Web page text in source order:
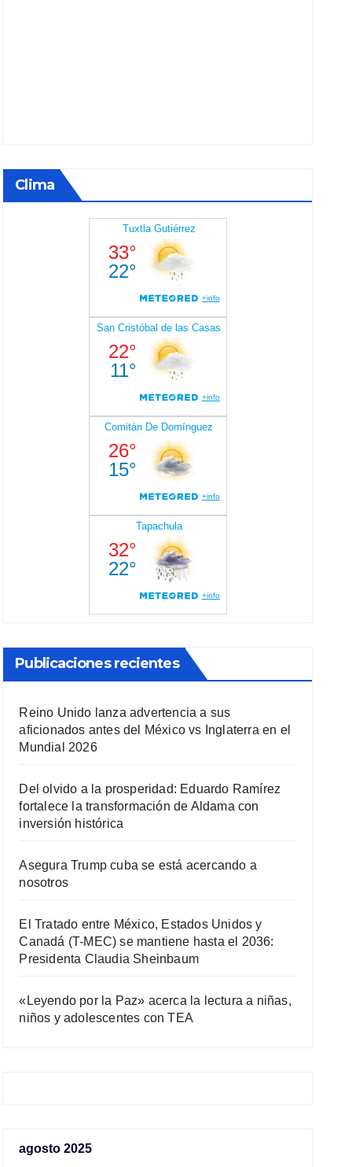
Clima
Publicaciones recientes
Reino Unido lanza advertencia a sus
aficionados antes del México vs Inglaterra en el
Mundial 2026
Del olvido a la prosperidad: Eduardo Ramírez
fortalece la transformación de Aldama con
inversión histórica
Asegura Trump cuba se está acercando a
nosotros
El Tratado entre México, Estados Unidos y
Canadá (T-MEC) se mantiene hasta el 2036:
Presidenta Claudia Sheinbaum
«Leyendo por la Paz» acerca la lectura a niñas,
niños y adolescentes con TEA
agosto 2025